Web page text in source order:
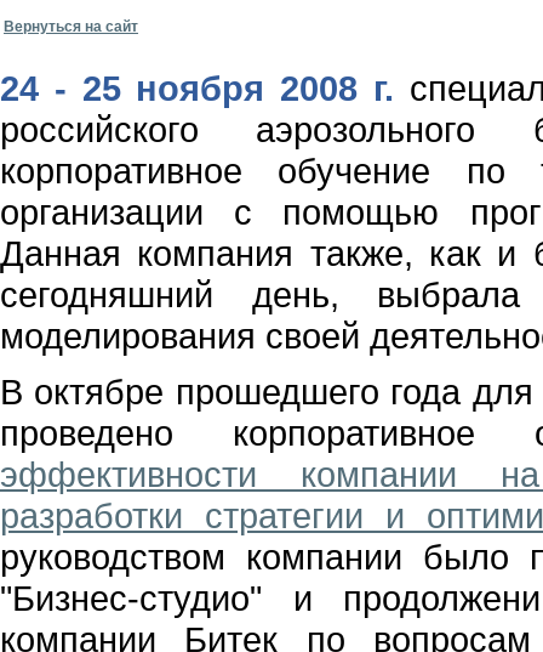
Вернуться на сайт
24 - 25 ноября 2008 г.
российского
корпоративное обучение по
организации с помощью
Данная компания также, как и
сегодняшний день,
моделирования своей
В октябре прошедшего года
проведено
эффективности компании
разработки стратегии и
руководством компании
"Бизнес-студио" и
компании Битек по вопросам